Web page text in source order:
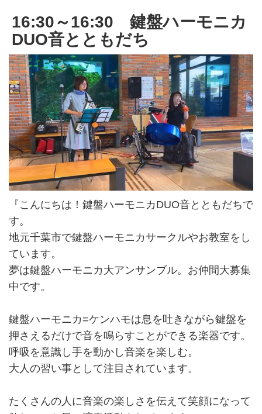
16:30～16:30 鍵盤ハーモニカ
DUO音とともだち
『こんにちは！鍵盤ハーモニカDUO音とともだちで
す。
地元千葉市で鍵盤ハーモニカサークルやお教室をし
ています。
夢は鍵盤ハーモニカ大アンサンブル。お仲間大募集
中です。
鍵盤ハーモニカ=ケンハモは息を吐きながら鍵盤を
押さえるだけで音を鳴らすことができる楽器です。
呼吸を意識し手を動かし音楽を楽しむ。
大人の習い事として注目されています。
たくさんの人に音楽の楽しさを伝えて笑顔になって